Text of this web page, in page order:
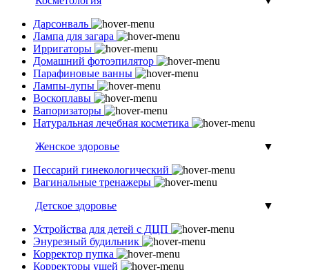
Дарсонваль
Лампа для загара
Ирригаторы
Домашний фотоэпилятор
Парафиновые ванны
Лампы-лупы
Воскоплавы
Вапоризаторы
Натуральная лечебная косметика
Женское здоровье
▼
Пессарий гинекологический
Вагинальные тренажеры
Детское здоровье
▼
Устройства для детей с ДЦП
Энурезный будильник
Корректор пупка
Корректоры ушей